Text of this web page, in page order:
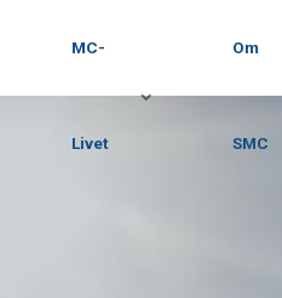
MC-
Livet
Om
SMC